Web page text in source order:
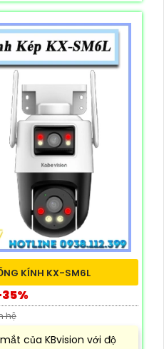
KÍNH KX-SM6L
hệ
của KBvision với độ